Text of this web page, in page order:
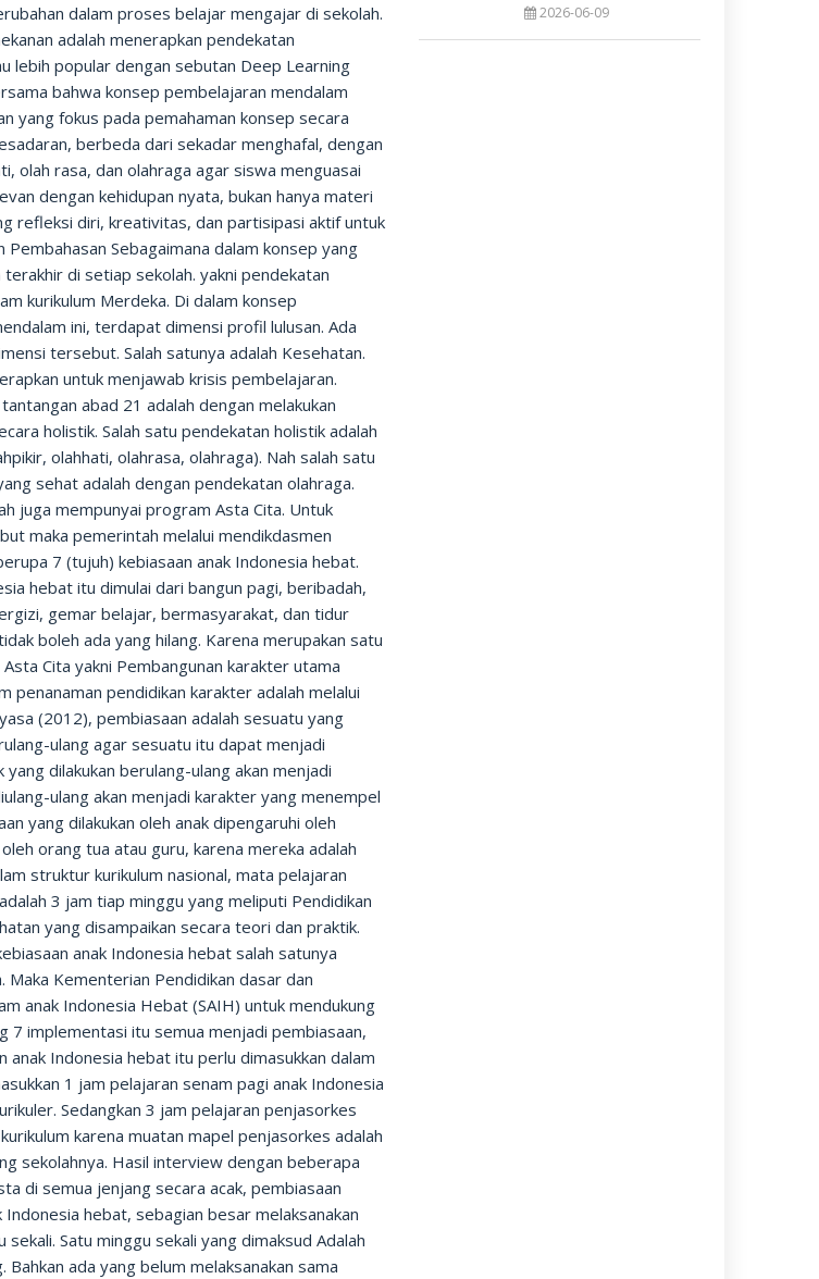
dalam proses belajar mengajar di sekolah.
adalah menerapkan pendekatan
lebih popular dengan sebutan Deep Learning
bahwa konsep pembelajaran mendalam
yang fokus pada pemahaman konsep secara
berbeda dari sekadar menghafal, dengan
olah rasa, dan olahraga agar siswa menguasai
dengan kehidupan nyata, bukan hanya materi
refleksi diri, kreativitas, dan partisipasi aktif untuk
Sebagaimana dalam konsep yang
di setiap sekolah. yakni pendekatan
kurikulum Merdeka. Di dalam konsep
ini, terdapat dimensi profil lulusan. Ada
tersebut. Salah satunya adalah Kesehatan.
untuk menjawab krisis pembelajaran.
abad 21 adalah dengan melakukan
holistik. Salah satu pendekatan holistik adalah
olahhati, olahrasa, olahraga). Nah salah satu
sehat adalah dengan pendekatan olahraga.
juga mempunyai program Asta Cita. Untuk
maka pemerintah melalui mendikdasmen
7 (tujuh) kebiasaan anak Indonesia hebat.
hebat itu dimulai dari bangun pagi, beribadah,
gemar belajar, bermasyarakat, dan tidur
boleh ada yang hilang. Karena merupakan satu
Cita yakni Pembangunan karakter utama
penanaman pendidikan karakter adalah melalui
(2012), pembiasaan adalah sesuatu yang
ulang agar sesuatu itu dapat menjadi
yang dilakukan berulang-ulang akan menjadi
ulang akan menjadi karakter yang menempel
yang dilakukan oleh anak dipengaruhi oleh
orang tua atau guru, karena mereka adalah
struktur kurikulum nasional, mata pelajaran
3 jam tiap minggu yang meliputi Pendidikan
yang disampaikan secara teori dan praktik.
anak Indonesia hebat salah satunya
Maka Kementerian Pendidikan dasar dan
anak Indonesia Hebat (SAIH) untuk mendukung
7 implementasi itu semua menjadi pembiasaan,
anak Indonesia hebat itu perlu dimasukkan dalam
1 jam pelajaran senam pagi anak Indonesia
Sedangkan 3 jam pelajaran penjasorkes
karena muatan mapel penjasorkes adalah
sekolahnya. Hasil interview dengan beberapa
di semua jenjang secara acak, pembiasaan
Indonesia hebat, sebagian besar melaksanakan
Satu minggu sekali yang dimaksud Adalah
ada yang belum melaksanakan sama
2026-06-09